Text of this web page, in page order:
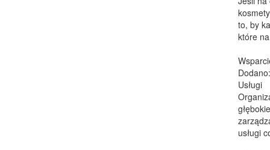
to, by
które
Usługi
usługi